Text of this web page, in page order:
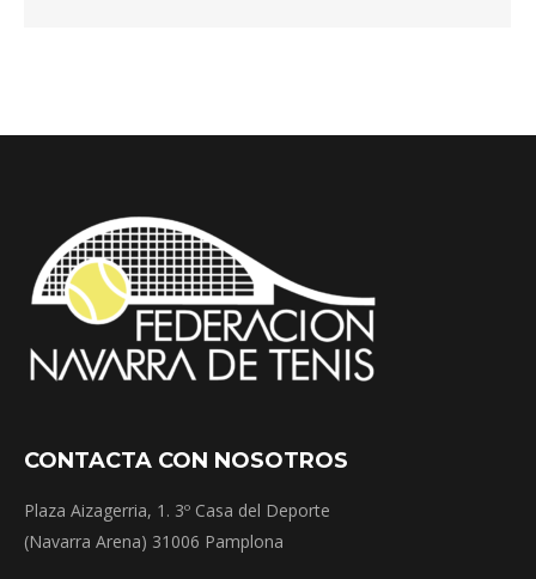
CONTACTA CON NOSOTROS
Plaza Aizagerria, 1. 3º Casa del Deporte
(Navarra Arena) 31006 Pamplona